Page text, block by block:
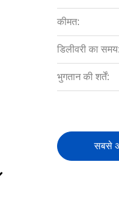
कीमत:
डिलीवरी का समय:
भुगतान की शर्तें:
सबसे